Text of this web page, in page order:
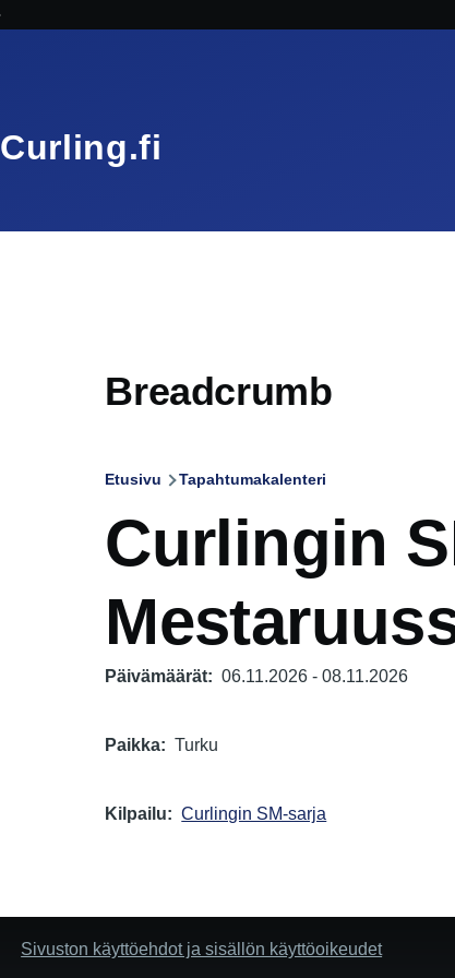
Curling.fi
Breadcrumb
Etusivu Tapahtumakalenteri
Curlingin
Päivämäärät 06.11.2026 -08.11.2026
Paikka Turku
Kilpailu Curlingin SM-sarja
Sivuston käyttöehdot ja sisällön käyttöoikeudet